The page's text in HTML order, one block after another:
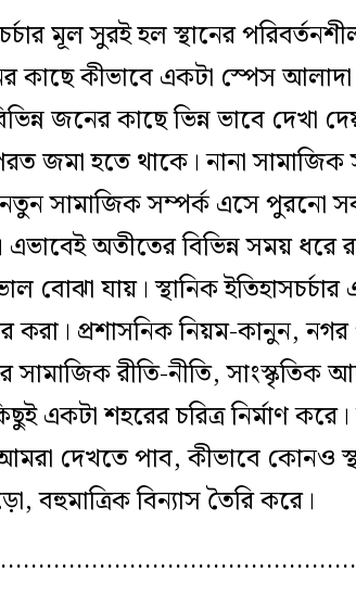
চর্চারমূল সুরই হলস্থানের
কাছেকীভাবে একটা স্পেস
জনের কাছেভিন্ন ভাবে দেখা
জমা হতে থাকে।নানা সামাজিক
সামাজিক সম্পর্ক এসে পুরনো
এভাবেইঅতীতেরবিভিন্ন সময় ধরে
বোঝা যায়।স্থানিক
করা। প্রশাসনিক নিয়ম-কানুন,
রীতি-নীতি, সাংস্কৃতিক
একটা শহরের চরিত্র নির্মাণ করে।
দেখতে পাব, কীভাবে কোনও
বহুমাত্রিকবিন্যাসতৈরি করে।